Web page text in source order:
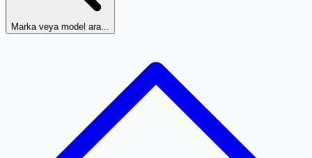
Marka veya model ara...